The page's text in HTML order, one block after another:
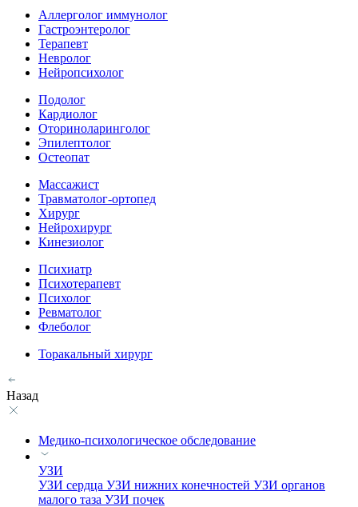
Аллерголог иммунолог
Гастроэнтеролог
Терапевт
Невролог
Нейропсихолог
Подолог
Кардиолог
Оториноларинголог
Эпилептолог
Остеопат
Массажист
Травматолог-ортопед
Хирург
Нейрохирург
Кинезиолог
Психиатр
Психотерапевт
Психолог
Ревматолог
Флеболог
Торакальный хирург
Назад
Медико-психологическое обследование
УЗИ
УЗИ сердца УЗИ нижних конечностей УЗИ органов
малого таза УЗИ почек